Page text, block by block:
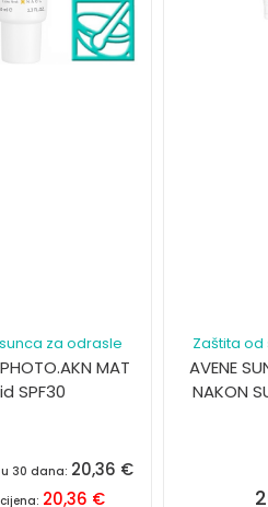
za odrasle
MAT
SPF30
30 dana: 20,36 €
20,36 €
Zaštita
AVENE
NAKON